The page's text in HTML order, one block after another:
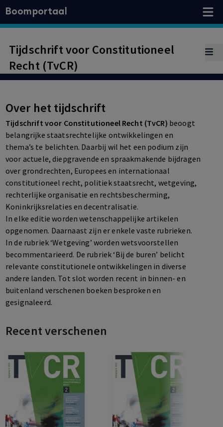
Boomportaal
Tijdschrift voor Constitutioneel
Recht (TvCR)
Recent verschenen
Over het tijdschrift
Tijdschrift voor Constitutioneel Recht (TvCR) beoogt
belangrijke staatsrechtelijke ontwikkelingen en
thema’s te belichten. Daarbij wil het een podium zijn
voor actuele, diepgravende en spraakmakende bijdragen
over grondrechten, Europees en internationaal
constitutioneel recht, politiek staatsrecht, wetgeving,
rechterlijke organisatie en rechtsbescherming,
Koninkrijksrelaties en decentralisatie.
In elke editie worden wetenschappelijke artikelen
opgenomen. Daarnaast zijn er enkele vaste rubrieken.
In de rubriek ‘Wetgeving’ worden wetsvoorstellen
becommentarieerd. De rubriek ‘Bij de buren’ belicht
relevante constitutionele ontwikkelingen in diverse
andere landen. Tot slot worden recent in binnen- en
buitenland verschenen boeken besproken en
gesignaleerd.
Staatsrechtkring, de vereniging van
staatsrechtbeoefenaars.
Redactie: mr. dr. M.L. van Emmerik (hoofdredacteur), mr.
dr. G.J.A. Geertjes, prof. mr. L.C. Groen, prof. mr. H.G.
Hoogers, mr. dr. G. Karapetian, mr. dr. J.I. Manenschijn,
prof. mr. drs. J. Sillen, mr. dr. M. Vetzo en mr. dr. E.Y. van
De redactie verwelkomt graag bijdragen voor TvCR. U
kunt uw bijdrage zenden aan de redactiesecretaris, mw.